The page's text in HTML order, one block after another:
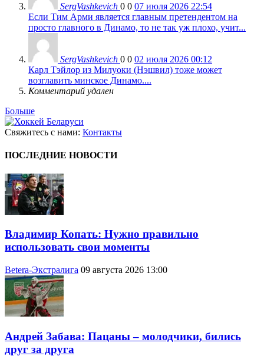
SergVashkevich 0 0 07 июля 2026 22:54
Если Тим Арми является главным претендентом на
просто главного в Динамо, то не так уж плохо, учит...
SergVashkevich 0 0 02 июля 2026 00:12
Карл Тэйлор из Милуоки (Нэшвил) тоже может
возглавить минское Динамо....
Комментарий удален
Больше
Свяжитесь с нами: Контакты
ПОСЛЕДНИЕ НОВОСТИ
Владимир Копать: Нужно правильно
использовать свои моменты
Betera-Экстралига 09 августа 2026 13:00
Андрей Забава: Пацаны – молодчики, бились
друг за друга